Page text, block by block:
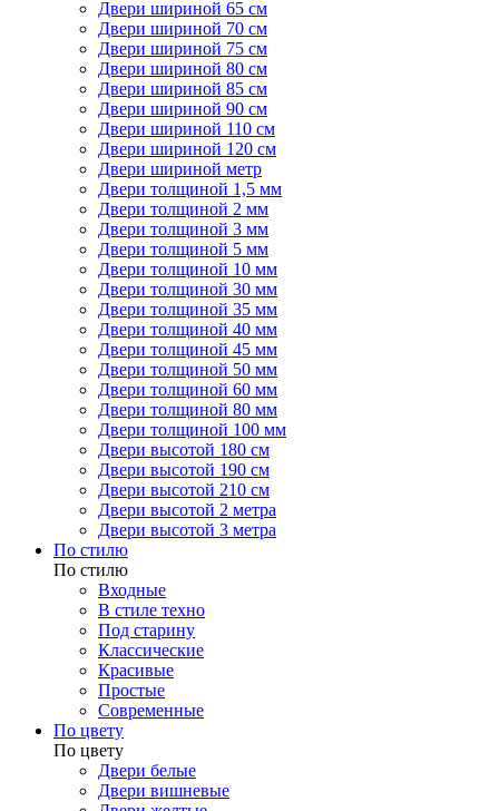
Двери шириной 65 см
Двери шириной 70 см
Двери шириной 75 см
Двери шириной 80 см
Двери шириной 85 см
Двери шириной 90 см
Двери шириной 110 см
Двери шириной 120 см
Двери шириной метр
Двери толщиной 1,5 мм
Двери толщиной 2 мм
Двери толщиной 3 мм
Двери толщиной 5 мм
Двери толщиной 10 мм
Двери толщиной 30 мм
Двери толщиной 35 мм
Двери толщиной 40 мм
Двери толщиной 45 мм
Двери толщиной 50 мм
Двери толщиной 60 мм
Двери толщиной 80 мм
Двери толщиной 100 мм
Двери высотой 180 см
Двери высотой 190 см
Двери высотой 210 см
Двери высотой 2 метра
Двери высотой 3 метра
По стилю
По стилю
Входные
В стиле техно
Под старину
Классические
Красивые
Простые
Современные
По цвету
По цвету
Двери белые
Двери вишневые